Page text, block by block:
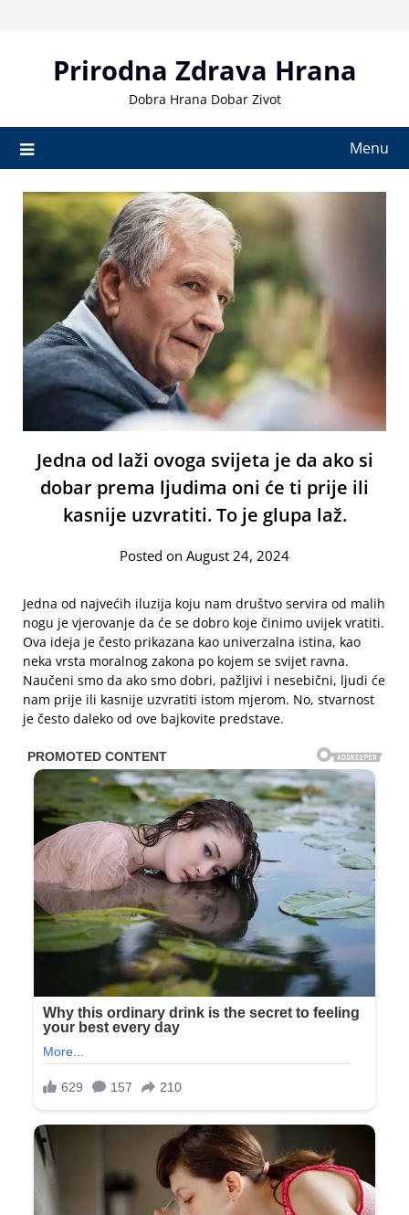
Prirodna Zdrava Hrana
Dobra Hrana Dobar Zivot
Menu
Jedna od laži ovoga svijeta je da ako si
dobar prema ljudima oni će ti prije ili
kasnije uzvratiti. To je glupa laž.
Posted on August 24, 2024
Jedna od najvećih iluzija koju nam društvo servira od malih
nogu je vjerovanje da će se dobro koje činimo uvijek vratiti.
Ova ideja je često prikazana kao univerzalna istina, kao
neka vrsta moralnog zakona po kojem se svijet ravna.
Naučeni smo da ako smo dobri, pažljivi i nesebični, ljudi će
nam prije ili kasnije uzvratiti istom mjerom. No, stvarnost
je često daleko od ove bajkovite predstave.